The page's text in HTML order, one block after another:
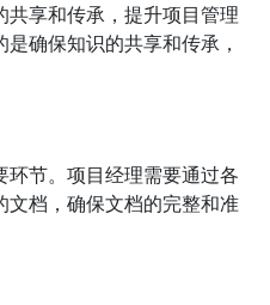
享和传承，提升项目管理
确保知识的共享和传承，
节。项目经理需要通过各
档，确保文档的完整和准